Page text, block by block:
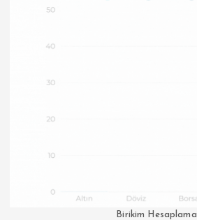
Birikim Hesaplama